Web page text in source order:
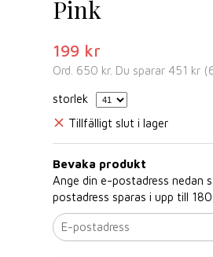
Pink
199 kr
Ord. 650 kr. Du sparar 451 kr (
storlek
Tillfälligt slut i lager
Bevaka produkt
Ange din e-postadress nedan
postadress sparas i upp till